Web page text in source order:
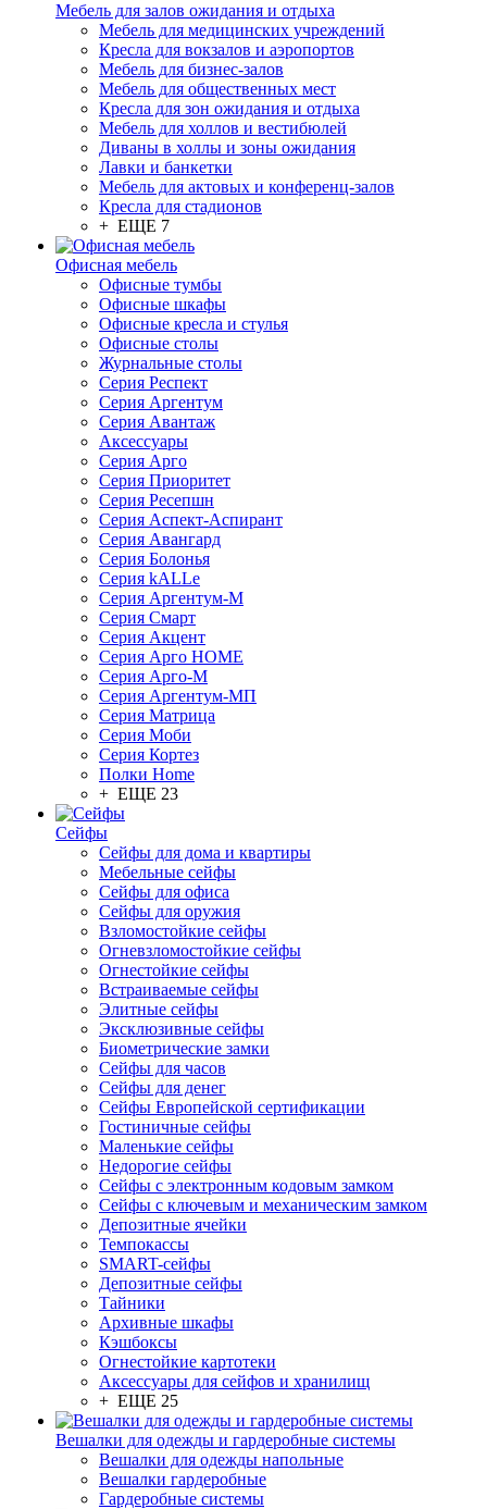
Мебель для залов ожидания и отдыха
Мебель для медицинских учреждений
Кресла для вокзалов и аэропортов
Мебель для бизнес-залов
Мебель для общественных мест
Кресла для зон ожидания и отдыха
Мебель для холлов и вестибюлей
Диваны в холлы и зоны ожидания
Лавки и банкетки
Мебель для актовых и конференц-залов
Кресла для стадионов
+ ЕЩЕ 7
Офисная мебель
Офисные тумбы
Офисные шкафы
Офисные кресла и стулья
Офисные столы
Журнальные столы
Серия Респект
Серия Аргентум
Серия Авантаж
Аксессуары
Серия Арго
Серия Приоритет
Серия Ресепшн
Серия Аспект-Аспирант
Серия Авангард
Серия Болонья
Серия kALLe
Серия Аргентум-М
Серия Смарт
Серия Акцент
Серия Арго HOME
Серия Арго-М
Серия Аргентум-МП
Серия Матрица
Серия Моби
Серия Кортез
Полки Home
+ ЕЩЕ 23
Сейфы
Сейфы для дома и квартиры
Мебельные сейфы
Сейфы для офиса
Сейфы для оружия
Взломостойкие сейфы
Огневзломостойкие сейфы
Огнестойкие сейфы
Встраиваемые сейфы
Элитные сейфы
Эксклюзивные сейфы
Биометрические замки
Сейфы для часов
Сейфы для денег
Сейфы Европейской сертификации
Гостиничные сейфы
Маленькие сейфы
Недорогие сейфы
Сейфы с электронным кодовым замком
Сейфы с ключевым и механическим замком
Депозитные ячейки
Темпокассы
SMART-сейфы
Депозитные сейфы
Тайники
Архивные шкафы
Кэшбоксы
Огнестойкие картотеки
Аксессуары для сейфов и хранилищ
+ ЕЩЕ 25
Вешалки для одежды и гардеробные системы
Вешалки для одежды напольные
Вешалки гардеробные
Гардеробные системы